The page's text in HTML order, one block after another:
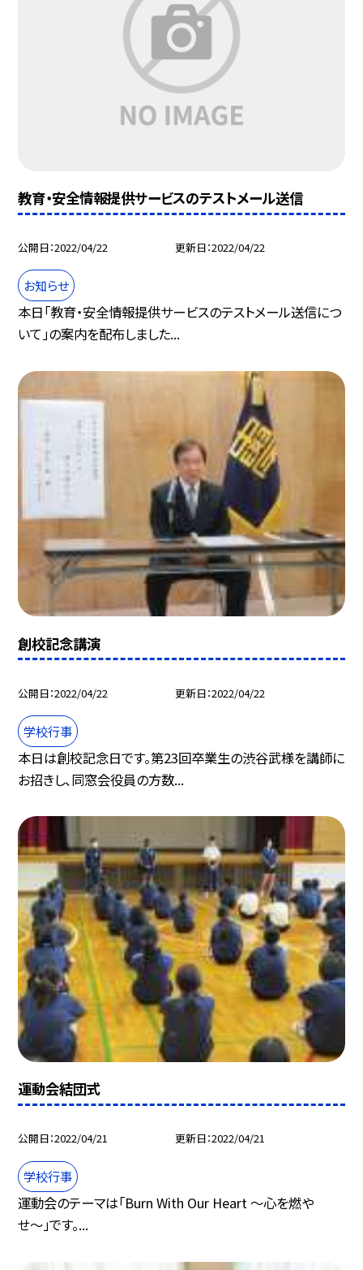
教育・安全情報提供サービスのテストメール送信
公開日 2022/04/22 更新日 2022/04/22
お知らせ
本日「教育・安全情報提供サービスのテストメール送信につ
いて」の案内を配布しました...
創校記念講演
公開日 2022/04/22 更新日 2022/04/22
学校行事
本日は創校記念日です。第23回卒業生の渋谷武様を講師に
お招きし、同窓会役員の方数...
運動会結団式
公開日 2022/04/21 更新日 2022/04/21
学校行事
運動会のテーマは「Burn With Our Heart 〜心を燃や
せ〜」です。...